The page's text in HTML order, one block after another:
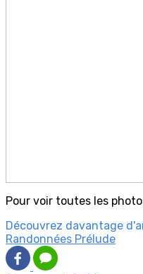
Pour voir toutes les
Découvrez davantage
Randonnées Prélude